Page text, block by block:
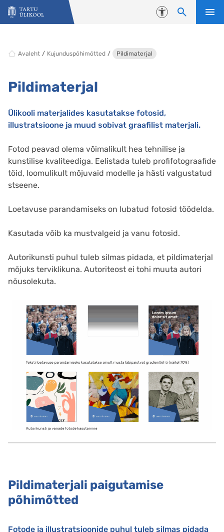
Liigu edasi põhisisu juurde
Juurdepääsetavus
Avaleht Kujunduspõhimõtted Pildimaterjal
Pildimaterjal
Ülikooli materjalides kasutatakse fotosid,
illustratsioone ja muud sobivat graafilist materjali.
Fotod peavad olema võimalikult hea tehnilise ja
kunstilise kvaliteediga. Eelistada tuleb profifotograafide
töid, loomulikult mõjuvaid modelle ja hästi valgustatud
stseene.
Loetavuse parandamiseks on lubatud fotosid töödelda.
Kasutada võib ka mustvalgeid ja vanu fotosid.
Autorikunsti puhul tuleb silmas pidada, et pildimaterjal
mõjuks terviklikuna. Autoriteost ei tohi muuta autori
nõusolekuta.
Pildimaterjali paigutamise
põhimõtted
Fotode ja illustratsioonide puhul tuleb silmas pidada